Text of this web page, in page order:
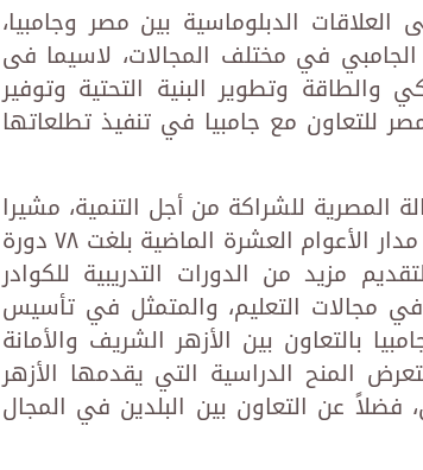
بالاحتفال بمرور ٦٠ عاماً على العلاقات الدبلوماسية بين مصر وجامبيا،
الجامبي في مختلف المجالات، لاسيما فى
والطاقة وتطوير البنية التحتية وتوفير
للتعاون مع جامبيا في تنفيذ تطلعاتها
المصرية للشراكة من أجل التنمية، مشيرا
الى أن عدد الدورات التي استفادت منها جامبيا على مدار الأعوام العشرة الماضية بلغت ٧٨ دورة
لتقديم مزيد من الدورات التدريبية للكوادر
في مجالات التعليم، والمتمثل في تأسيس
بالتعاون بين الأزهر الشريف والأمانة
المنح الدراسية التي يقدمها الأزهر
فضلاً عن التعاون بين البلدين في المجال